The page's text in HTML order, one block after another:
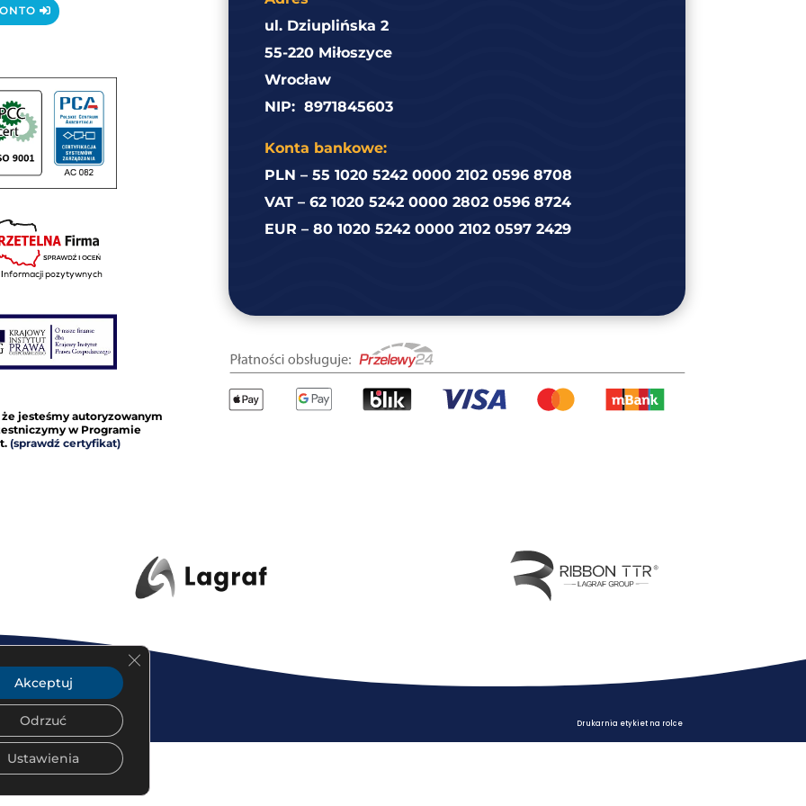
jesteśmy autoryzowanym
w Programie
(sprawdź certyfikat)
ul. Dziuplińska 2
55-220 Miłoszyce
Wrocław
NIP: 8971845603
Konta bankowe:
PLN – 55 1020 5242 0000 2102 0596 8708
VAT – 62 1020 5242 0000 2802 0596 8724
EUR – 80 1020 5242 0000 2102 0597 2429
Drukarnia etykiet na rolce
Akceptuj
Odrzuć
Ustawienia
Zamknij panel powiadomień o ciasteczkach RODO